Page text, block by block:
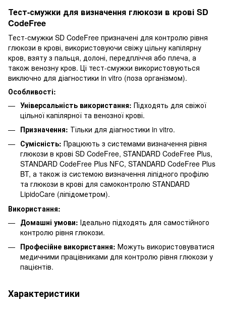
Тест-смужки для визначення глюкози в крові SD
CodeFree
Тест-смужки SD CodeFree призначені для контролю рівня
глюкози в крові, використовуючи свіжу цільну капілярну
кров, взяту з пальця, долоні, передпліччя або плеча, а
також венозну кров. Ці тест-смужки використовуються
виключно для діагностики in vitro (поза організмом).
Особливості:
Універсальність використання: Підходять для свіжої
цільної капілярної та венозної крові.
Призначення: Тільки для діагностики in vitro.
Сумісність: Працюють з системами визначення рівня
глюкози в крові SD CodeFree, STANDARD CodeFree Plus,
STANDARD CodeFree Plus NFC, STANDARD CodeFree Plus
BT, а також із системою визначення ліпідного профілю
та глюкози в крові для самоконтролю STANDARD
LipidoCare (ліпідометром).
Використання:
Домашні умови: Ідеально підходять для самостійного
контролю рівня глюкози.
Професійне використання: Можуть використовуватися
медичними працівниками для контролю рівня глюкози у
пацієнтів.
Характеристики